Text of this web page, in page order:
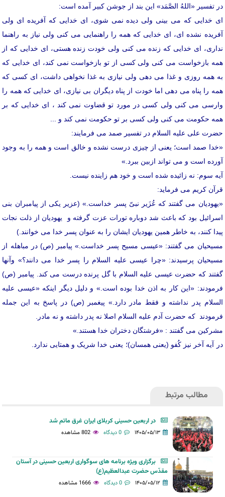
در تفسیر «اللهُ الصَّمَد» این بند از جوشن کبیر آمده است:
ای خدایی که می بینی ولی دیده نمی شوی، ای خدایی که آفریده ای ولی
آفریده نشده ای، ای خدایی که همه را راهنمایی می کنی ولی نیاز به راهنما
نداری، ای خدایی که زنده می کنی ولی خودت زنده هستی، ای خدایی که از
همه بازخواست می کنی ولی کسی از تو بازخواست نمی کند، ای خدایی که
به همه روزی و غذا می دهی ولی نیازی به غذا نخواهی داشت، ای کسی که
همه را پناه می دهی اما خودت از پناه دیگران بی نیازی، ای خدایی که همه را
وارسی می کنی ولی کسی در مورد تو قضاوت نمی کند ، ای خدایی که بر
همه حکومت می کنی ولی کسی بر تو حکومت نمی کند و ...
حضرت علی علیه السلام در تفسیر صمد می فرمایند:
«خدا صمد است؛ یعنی از چیزی درست نشده و خالق است و همه را به وجود
آورده است و می تواند ازبین ببرد.»
آیه سوم: نه زائیده شده است و خود هم زاینده نیست.
قرآن کریم می فرماید:
«یهودیان می گفتند که عُزَیر نبیّ پسر خداست.» (عزیر یکی از پیامبران بنی
اسرائیل بود که باعث شد دوباره تورات عزت گرفته و یهودیان از ذلت نجات
پیدا کنند، به خاطر همین یهودیان ایشان را به عنوان پسر خدا می خوانند.)
مسیحیان می گفتند: «عیسی مسیح پسر خداست.» پیامبر (ص) در مباهله از
مسیحیان پرسیدند: «چرا عیسی علیه السلام را پسر خدا می دانند؟» وآنها
گفتند که حضرت عیسی علیه السلام با گل پرنده درست می کند. پیامبر (ص)
فرمودند: «این کار به اذن خدا بوده است.» و دلیل دیگر اینکه «عیسی علیه
السلام پدر نداشته و فقط مادر دارد.» پیغمبر (ص) در پاسخ به این جمله
فرمودند که حضرت آدم علیه السلام اصلا نه پدر داشته و نه مادر.
مشرکین می گفتند : «فرشتگان دختران خدا هستند.»
در آیه آخر نیز کُفو (یعنی همسان)؛ یعنی خدا شریک و همتایی ندارد.
مطالب مرتبط
در اربعین حسینی کربلای ایران غرق ماتم شد
۱۴۰۵/۰۵/۱۳ 0 دیدگاه 802 مشاهده
برگزاری ویژه برنامه های سوگواری اربعین حسینی در آستان
مقدّس حضرت عبدالعظیم(ع)
۱۴۰۵/۰۵/۱۲ 0 دیدگاه 1666 مشاهده